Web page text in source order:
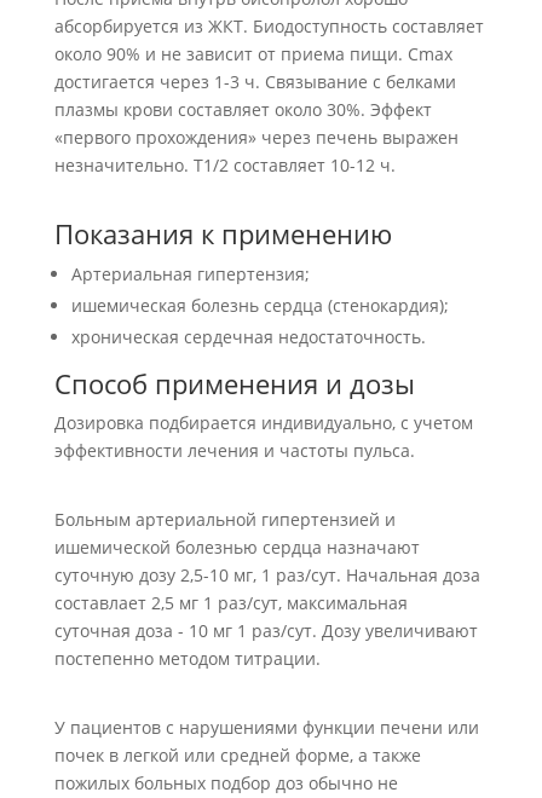
абсорбируется из ЖКТ. Биодоступность составляет
около 90% и не зависит от приема пищи. Сmax
достигается через 1-3 ч. Связывание с белками
плазмы крови составляет около 30%. Эффект
«первого прохождения» через печень выражен
незначительно. Т1/2 составляет 10-12 ч.
Показания к применению
Артериальная гипертензия;
ишемическая болезнь сердца (стенокардия);
хроническая сердечная недостаточность.
Способ применения и дозы
Дозировка подбирается индивидуально, с учетом
эффективности лечения и частоты пульса.
Больным артериальной гипертензией и
ишемической болезнью сердца назначают
суточную дозу 2,5-10 мг, 1 раз/сут. Начальная доза
составлает 2,5 мг 1 раз/сут, максимальная
суточная доза - 10 мг 1 раз/сут. Дозу увеличивают
постепенно методом титрации.
У пациентов с нарушениями функции печени или
почек в легкой или средней форме, а также
пожилых больных подбор доз обычно не